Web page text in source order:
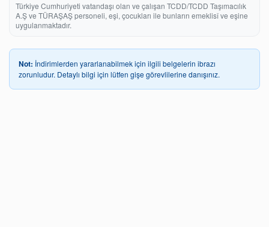
Türkiye Cumhuriyeti vatandaşı olan ve çalışan TCDD/TCDD Taşımacılık
A.Ş ve TÜRAŞAŞ personeli, eşi, çocukları ile bunların emeklisî ve eşine
uygulanmaktadır.
Not: İndirimlerden yararlanabilmek için ilgili belgelerin ibrazı
zorunludur. Detaylı bilgi için lütfen gişe görevlilerine danışınız.